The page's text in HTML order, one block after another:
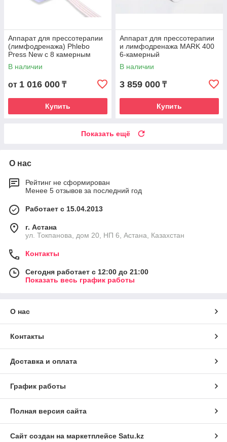
Аппарат для прессотерапии
(лимфодренажа) Phlebo
Press New с 8 камерным
комбинезоном
В наличии
от 1 016 000 ₸
Купить
Аппарат для прессотерапии
и лимфодренажа MARK 400
6-камерный
В наличии
3 859 000 ₸
Купить
Показать ещё
О нас
Рейтинг не сформирован
Менее 5 отзывов за последний год
Работает с 15.04.2013
г. Астана
ул. Токпанова, дом 20, НП 6, Астана, Казахстан
Контакты
Сегодня работает с 12:00 до 21:00
Показать весь график работы
О нас
Контакты
Доставка и оплата
График работы
Полная версия сайта
Сайт создан на маркетплейсе Satu.kz